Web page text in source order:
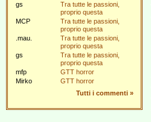
gs
Tra tutte le passioni,
proprio questa
MCP
Tra tutte le passioni,
proprio questa
.mau.
Tra tutte le passioni,
proprio questa
gs
Tra tutte le passioni,
proprio questa
mfp
GTT horror
Mirko
GTT horror
Tutti i commenti »